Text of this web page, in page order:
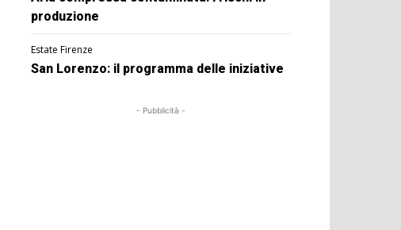
produzione
Estate Firenze
San Lorenzo: il programma delle iniziative
- Pubblicità -